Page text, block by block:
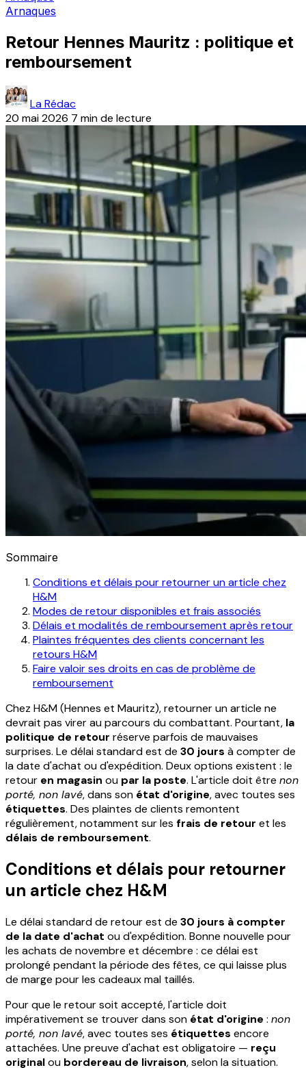
Arnaques
Retour Hennes Mauritz : politique et
remboursement
La Rédac
20 mai 2026 7 min de lecture
Sommaire
Conditions et délais pour retourner un article chez
H&M
Modes de retour disponibles et frais associés
Délais et modalités de remboursement après retour
Plaintes fréquentes des clients concernant les
retours H&M
Faire valoir ses droits en cas de problème de
remboursement
Chez H&M (Hennes et Mauritz), retourner un article ne
devrait pas virer au parcours du combattant. Pourtant, la
politique de retour réserve parfois de mauvaises
surprises. Le délai standard est de 30 jours à compter de
la date d'achat ou d'expédition. Deux options existent : le
retour en magasin ou par la poste. L'article doit être non
porté, non lavé, dans son état d'origine, avec toutes ses
étiquettes. Des plaintes de clients remontent
régulièrement, notamment sur les frais de retour et les
délais de remboursement.
Conditions et délais pour retourner
un article chez H&M
Le délai standard de retour est de 30 jours à compter
de la date d'achat ou d'expédition. Bonne nouvelle pour
les achats de novembre et décembre : ce délai est
prolongé pendant la période des fêtes, ce qui laisse plus
de marge pour les cadeaux mal taillés.
Pour que le retour soit accepté, l'article doit
impérativement se trouver dans son état d'origine : non
porté, non lavé, avec toutes ses étiquettes encore
attachées. Une preuve d'achat est obligatoire — reçu
originalou bordereau de livraison, selon la situation.